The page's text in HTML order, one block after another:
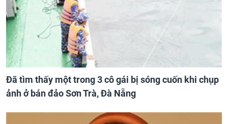
Đã tìm thấy một trong 3 cô gái bị sóng cuốn khi chụp
ảnh ở bán đảo Sơn Trà, Đà Nẵng